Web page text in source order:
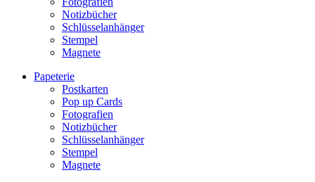
Notizbücher
Schlüsselanhänger
Stempel
Magnete
Papeterie
Postkarten
Pop up Cards
Fotografien
Notizbücher
Schlüsselanhänger
Stempel
Magnete